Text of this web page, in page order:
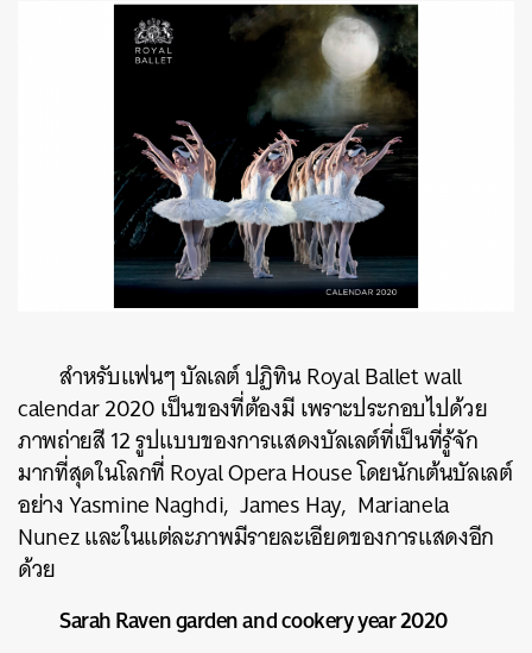
สำหรับแฟนๆ บัลเลต์ ปฏิทิน Royal Ballet wall
calendar 2020 เป็นของที่ต้องมี เพราะประกอบไปด้วย
ภาพถ่ายสี 12 รูปแบบของการแสดงบัลเลต์ที่เป็นที่รู้จัก
มากที่สุดในโลกที่ Royal Opera House โดยนักเต้นบัลเลต์
อย่าง Yasmine Naghdi, James Hay, Marianela
Nunez และในแต่ละภาพมีรายละเอียดของการแสดงอีก
ด้วย
Sarah Raven garden and cookery year 2020